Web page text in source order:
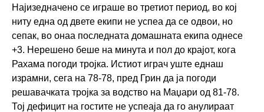
Најизедначено се играше во третиот период, во кој
ниту една од двете екипи не успеа да се одвои, но
сепак, во онаа последната домашната екипа однесе
+3. Нерешено беше на минута и пол до крајот, кога
Рахама погоди тројка. Истиот играч уште еднаш
израмни, сега на 78-78, пред Грин да ја погоди
решавачката тројка за водство на Маџари од 81-78.
Тој дефицит на гостите не успеаја да го анулираат